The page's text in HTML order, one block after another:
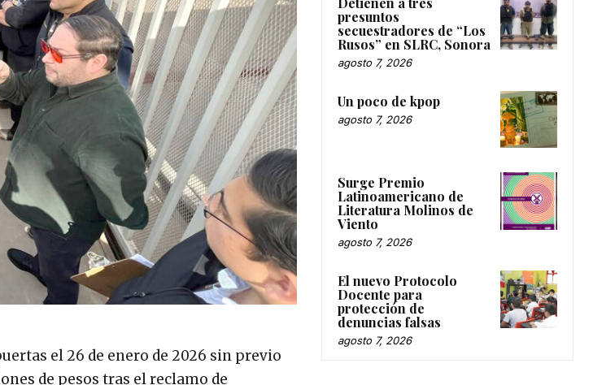
el 26 de enero de 2026 sin previo
de pesos tras el reclamo de
presuntos
secuestradores de “Los
Rusos” en SLRC, Sonora
agosto 7, 2026
Un poco de kpop
agosto 7, 2026
Surge Premio
Latinoamericano de
Literatura Molinos de
Viento
agosto 7, 2026
El nuevo Protocolo
Docente para
protección de
denuncias falsas
agosto 7, 2026